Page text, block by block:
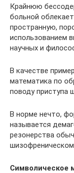
Крайнюю
больной
пространную,
использованием
научных и
В качестве
мате­матика по
поводу присту­па
В норме нечто,
называется
резонерства
шизофреническом
Символическое